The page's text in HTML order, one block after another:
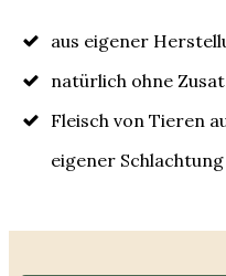
aus eigener
natürlich ohne
Fleisch von Tieren
eigener Schlachtung